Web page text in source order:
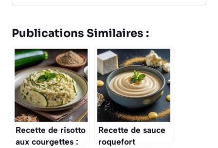
Publications Similaires :
Recette de risotto
aux courgettes :
Recette de sauce
roquefort